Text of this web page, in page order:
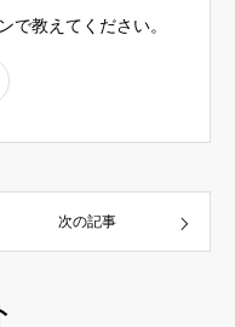
で教えてください。
次の記事